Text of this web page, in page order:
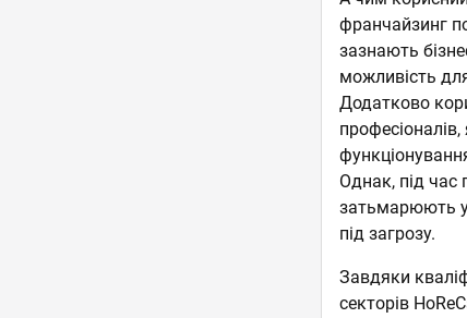
франчайзинг
зазнають
можливість
Додатково
Однак, під
затьмарюють
під загрозу.
Завдяки
секторів